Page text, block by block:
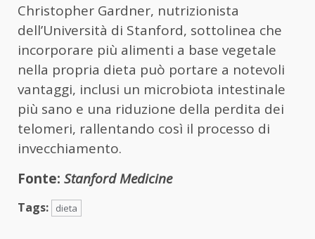
Christopher Gardner, nutrizionista
dell’Università di Stanford, sottolinea che
incorporare più alimenti a base vegetale
nella propria dieta può portare a notevoli
vantaggi, inclusi un microbiota intestinale
più sano e una riduzione della perdita dei
telomeri, rallentando così il processo di
invecchiamento.
Fonte: Stanford Medicine
Tags: dieta